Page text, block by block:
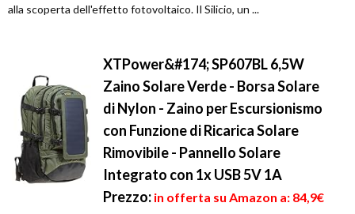
alla scoperta dell'effetto fotovoltaico. Il Silicio, un ...
XTPower&#174; SP607BL 6,5W
Zaino Solare Verde - Borsa Solare
di Nylon - Zaino per Escursionismo
con Funzione di Ricarica Solare
Rimovibile - Pannello Solare
Integrato con 1x USB 5V 1A
Prezzo: in offerta su Amazon a: 84,9€